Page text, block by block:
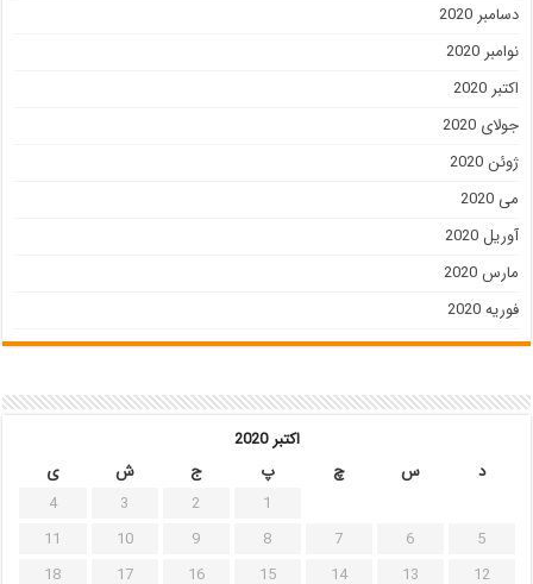
دسامبر 2020
نوامبر 2020
اکتبر 2020
جولای 2020
ژوئن 2020
می 2020
آوریل 2020
مارس 2020
فوریه 2020
اکتبر 2020
د
س چ پ ج ش
ی
1
2
3
4
5
6
7
8
9
10
11
12
13
14
15
16
17
18